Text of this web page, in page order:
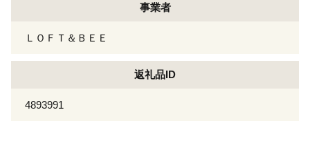
事業者
ＬＯＦＴ＆ＢＥＥ
返礼品ID
4893991